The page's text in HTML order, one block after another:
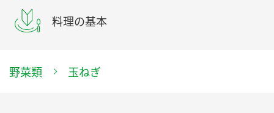
料理の基本
野菜類 玉ねぎ